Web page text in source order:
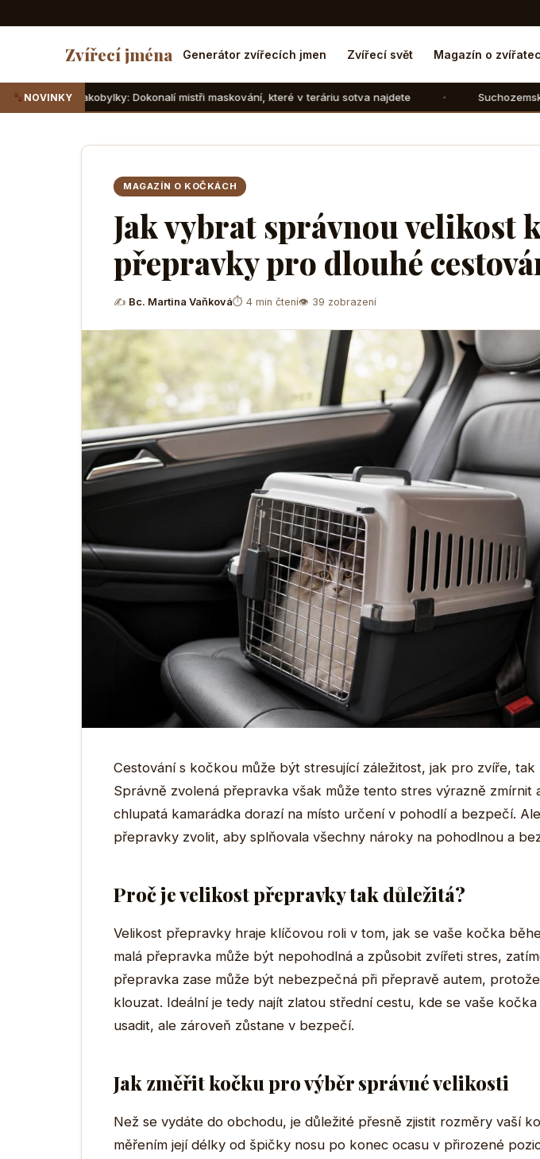
Zvířecí jména Generátor zvířecích jmen Zvířecí svět Magazín o
NOVINKY
Dokonalí mistři maskování, které v teráriu sotva najdete Suchozemské želvy: Jak jim
MAGAZÍN O KOČKÁCH
Jak vybrat správnou velikost
přepravky pro dlouhé
✍ Bc. Martina Vaňková⏱ 4 min čtení👁 39 zobrazení
Cestování s kočkou může být stresující záležitost, jak pro zvíře, tak
Správně zvolená přepravka však může tento stres výrazně zmírnit
chlupatá kamarádka dorazí na místo určení v pohodlí a bezpečí.
přepravky zvolit, aby splňovala všechny nároky na pohodlnou a
Proč je velikost přepravky tak důležitá?
Velikost přepravky hraje klíčovou roli v tom, jak se vaše kočka
malá přepravka může být nepohodlná a způsobit zvířeti stres,
přepravka zase může být nebezpečná při přepravě autem,
klouzat. Ideální je tedy najít zlatou střední cestu, kde se vaše
usadit, ale zároveň zůstane v bezpečí.
Jak změřit kočku pro výběr správné velikosti
Než se vydáte do obchodu, je důležité přesně zjistit rozměry vaší
měřením její délky od špičky nosu po konec ocasu v přirozené